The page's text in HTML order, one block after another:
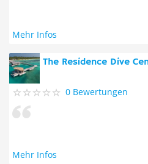
Mehr Infos
The Residence Dive
0 Bewertungen
Mehr Infos